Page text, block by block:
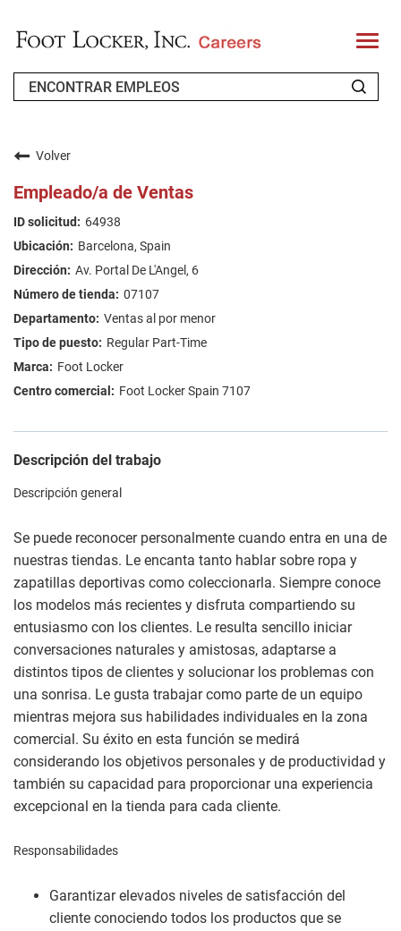
T
o
l
FAQ'S
BUSCAR EMPLEOS
Volver
Empleado/a de Ventas
64938
Barcelona, Spain
Av. Portal De L'Angel, 6
07107
Ventas al por menor
Regular Part-Time
Foot Locker
Foot Locker Spain 7107
Descripción del trabajo
Descripción general
Se puede reconocer personalmente cuando entra en una de
nuestras tiendas. Le encanta tanto hablar sobre ropa y
zapatillas deportivas como coleccionarla. Siempre conoce
los modelos más recientes y disfruta compartiendo su
entusiasmo con los clientes. Le resulta sencillo iniciar
conversaciones naturales y amistosas, adaptarse a
distintos tipos de clientes y solucionar los problemas con
una sonrisa. Le gusta trabajar como parte de un equipo
mientras mejora sus habilidades individuales en la zona
comercial. Su éxito en esta función se medirá
considerando los objetivos personales y de productividad y
también su capacidad para proporcionar una experiencia
excepcional en la tienda para cada cliente.
Responsabilidades
Garantizar elevados niveles de satisfacción del
cliente conociendo todos los productos que se